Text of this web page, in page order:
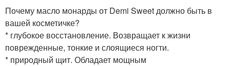
Почему масло монарды от Demi Sweet должно быть в
вашей косметичке?
* глубокое восстановление. Возвращает к жизни
поврежденные, тонкие и слоящиеся ногти.
* природный щит. Обладает мощным